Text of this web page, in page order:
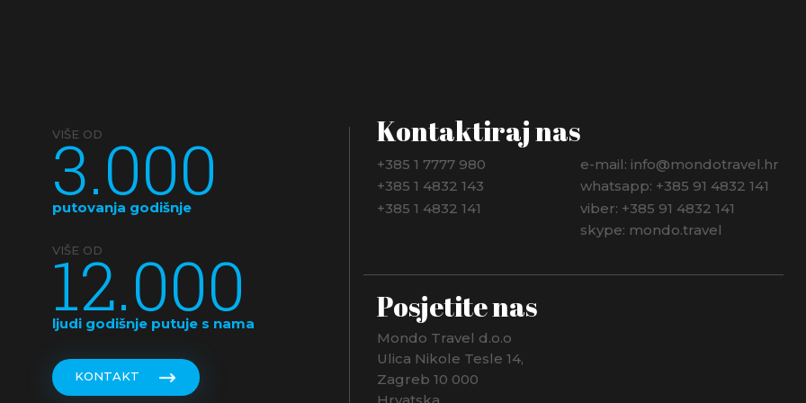
VIŠE OD
3.000
putovanja godišnje
VIŠE OD
12.000
ljudi godišnje putuje s nama
KONTAKT
Kontaktiraj nas
+385 1 7777 980
+385 1 4832 143
+385 1 4832 141
e-mail: info@mondotravel.hr
whatsapp: +385 91 4832 141
viber: +385 91 4832 141
skype: mondo.travel
Posjetite nas
Mondo Travel d.o.o
Ulica Nikole Tesle 14,
Zagreb 10 000
Hrvatska